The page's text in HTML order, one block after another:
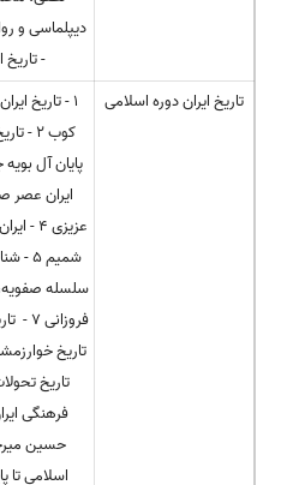
- تاریخ
تاریخ ایران دوره اسلامی
1 - تاریخ
كوب 2
ایران عصر
عزیزی
شمیم
تاریخ
فرهنگی
اسلامی تا